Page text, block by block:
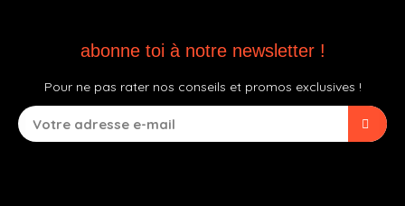
abonne toi à notre newsletter !
Pour ne pas rater nos conseils et promos exclusives !